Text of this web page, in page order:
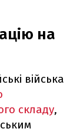
на
війська
складу,